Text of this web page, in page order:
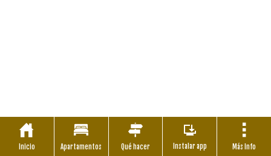
Inicio Apartamentos Qué hacer Instalar app Más Info